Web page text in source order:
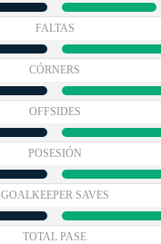
FALTAS
CÓRNERS
OFFSIDES
POSESIÓN
GOALKEEPER SAVES
TOTAL PASE